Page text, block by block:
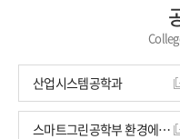
산업시스템공학과
스마트그린공학부 환경에너지공학전공